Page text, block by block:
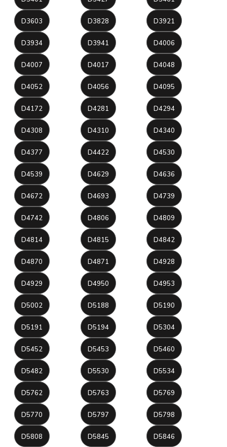
D3603 D3828 D3921
D3934 D3941 D4006
D4007 D4017 D4048
D4052 D4056 D4095
D4172 D4281 D4294
D4308 D4310 D4340
D4377 D4422 D4530
D4539 D4629 D4636
D4672 D4693 D4739
D4742 D4806 D4809
D4814 D4815 D4842
D4870 D4871 D4928
D4929 D4950 D4953
D5002 D5188 D5190
D5191 D5194 D5304
D5452 D5453 D5460
D5482 D5530 D5534
D5762 D5763 D5769
D5770 D5797 D5798
D5808 D5845 D5846